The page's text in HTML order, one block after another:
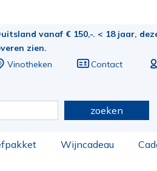
vanaf € 150,-. < 18 jaar,
zien.
Vinotheken Contact
zoeken
Wijncadeau